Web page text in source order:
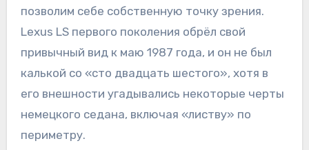
позволим себе собственную точку зрения.
Lexus LS первого поколения обрёл свой
привычный вид к маю 1987 года, и он не был
калькой со «сто двадцать шестого», хотя в
его внешности угадывались некоторые черты
немецкого седана, включая «листву» по
периметру.